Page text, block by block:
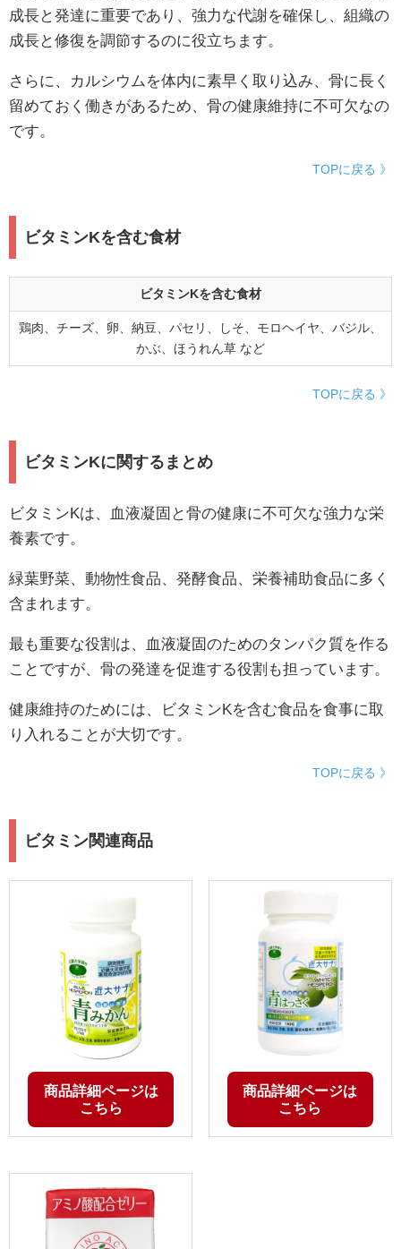
成長と発達に重要であり、強力な代謝を確保し、組織の
成長と修復を調節するのに役立ちます。
さらに、カルシウムを体内に素早く取り込み、骨に長く
留めておく働きがあるため、骨の健康維持に不可欠なの
です。
TOPに戻る 》
ビタミンKを含む食材
ビタミンKを含む食材
鶏肉、チーズ、卵、納豆、パセリ、しそ、モロヘイヤ、バジル、
かぶ、ほうれん草 など
TOPに戻る 》
ビタミンKに関するまとめ
ビタミンKは、血液凝固と骨の健康に不可欠な強力な栄
養素です。
緑葉野菜、動物性食品、発酵食品、栄養補助食品に多く
含まれます。
最も重要な役割は、血液凝固のためのタンパク質を作る
ことですが、骨の発達を促進する役割も担っています。
健康維持のためには、ビタミンKを含む食品を食事に取
り入れることが大切です。
TOPに戻る 》
ビタミン関連商品
商品詳細ページは
こちら
商品詳細ページは
こちら